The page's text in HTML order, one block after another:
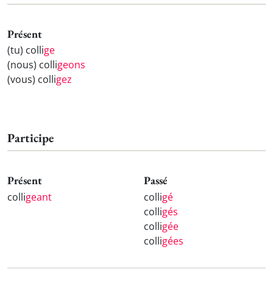
Présent
(tu) collige
(nous) colligeons
(vous) colligez
Participe
Présent
colligeant
Passé
colligé
colligés
colligée
colligées